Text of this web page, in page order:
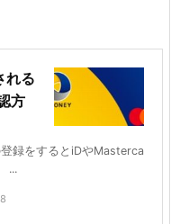
れる
方
録をするとiDやMasterca
...